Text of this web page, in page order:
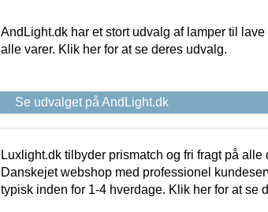
AndLight.dk har et stort udvalg af lamper til lave
alle varer. Klik her for at se deres udvalg.
Se udvalget på AndLight.dk
Luxlight.dk tilbyder prismatch og fri fragt på alle
Danskejet webshop med professionel
typisk inden for 1-4 hverdage. Klik her for at se